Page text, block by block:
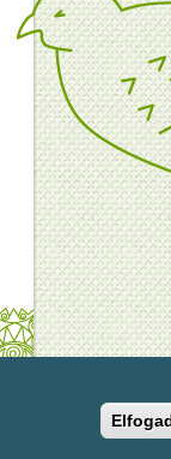
BMSZKI. All rights